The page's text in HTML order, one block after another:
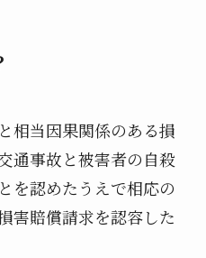
当因果関係のある損
通事故と被害者の自殺
を認めたうえで相応の
害賠償請求を認容した